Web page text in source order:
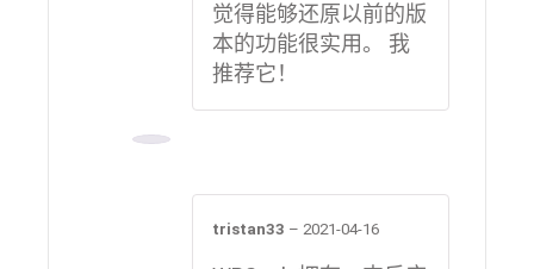
觉得能够还原以前的版
本的功能很实用。 我
推荐它！
tristan33 – 2021-04-16